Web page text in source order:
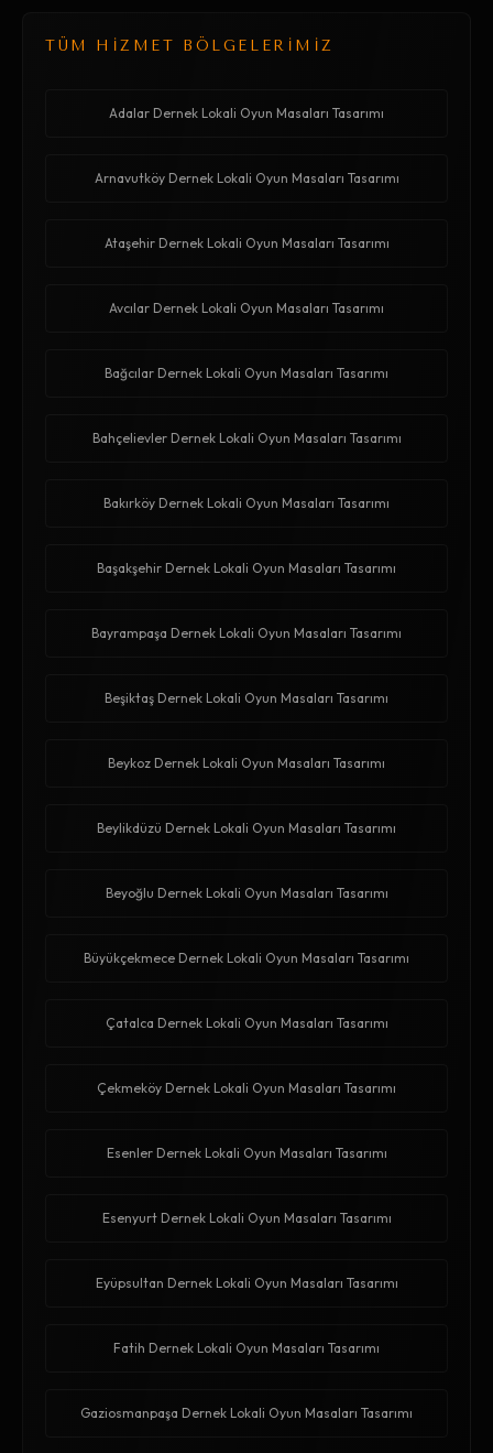
TÜM HİZMET BÖLGELERİMİZ
Adalar Dernek Lokali Oyun Masaları Tasarımı
Arnavutköy Dernek Lokali Oyun Masaları Tasarımı
Ataşehir Dernek Lokali Oyun Masaları Tasarımı
Avcılar Dernek Lokali Oyun Masaları Tasarımı
Bağcılar Dernek Lokali Oyun Masaları Tasarımı
Bahçelievler Dernek Lokali Oyun Masaları Tasarımı
Bakırköy Dernek Lokali Oyun Masaları Tasarımı
Başakşehir Dernek Lokali Oyun Masaları Tasarımı
Bayrampaşa Dernek Lokali Oyun Masaları Tasarımı
Beşiktaş Dernek Lokali Oyun Masaları Tasarımı
Beykoz Dernek Lokali Oyun Masaları Tasarımı
Beylikdüzü Dernek Lokali Oyun Masaları Tasarımı
Beyoğlu Dernek Lokali Oyun Masaları Tasarımı
Büyükçekmece Dernek Lokali Oyun Masaları Tasarımı
Çatalca Dernek Lokali Oyun Masaları Tasarımı
Çekmeköy Dernek Lokali Oyun Masaları Tasarımı
Esenler Dernek Lokali Oyun Masaları Tasarımı
Esenyurt Dernek Lokali Oyun Masaları Tasarımı
Eyüpsultan Dernek Lokali Oyun Masaları Tasarımı
Fatih Dernek Lokali Oyun Masaları Tasarımı
Gaziosmanpaşa Dernek Lokali Oyun Masaları Tasarımı